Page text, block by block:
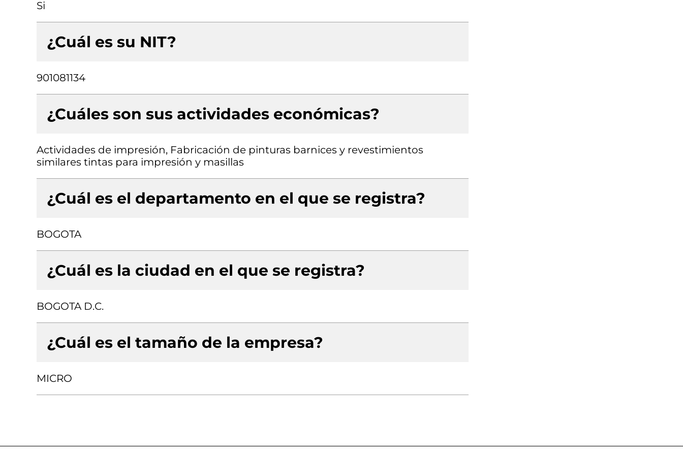
Si
¿Cuál es su NIT?
901081134
¿Cuáles son sus actividades económicas?
Actividades de impresión, Fabricación de pinturas barnices y revestimientos
similares tintas para impresión y masillas
¿Cuál es el departamento en el que se registra?
BOGOTA
¿Cuál es la ciudad en el que se registra?
BOGOTA D.C.
¿Cuál es el tamaño de la empresa?
MICRO